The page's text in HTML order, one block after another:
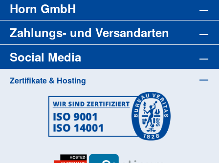
Horn GmbH
Zahlungs- und Versandarten
Social Media
Zertifikate & Hosting